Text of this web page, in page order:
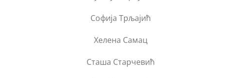
Софија Трљајић
Хелена Самац
Сташа Старчевић